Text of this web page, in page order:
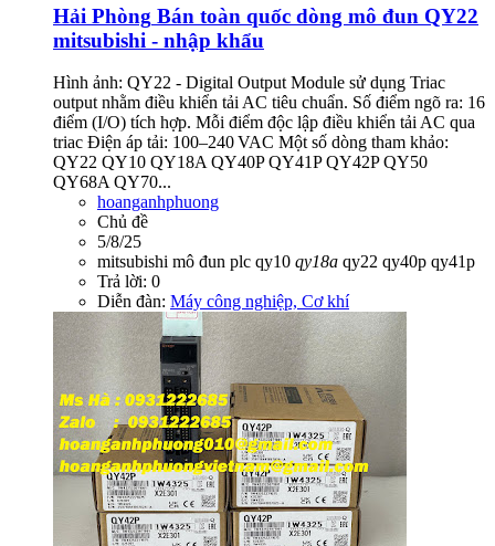
Hải Phòng Bán toàn quốc dòng mô đun QY22
mitsubishi - nhập khẩu
Hình ảnh: QY22 - Digital Output Module sử dụng Triac
output nhằm điều khiển tải AC tiêu chuẩn. Số điểm ngõ ra: 16
điểm (I/O) tích hợp. Mỗi điểm độc lập điều khiển tải AC qua
triac Điện áp tải: 100–240 VAC Một số dòng tham khảo:
QY22 QY10 QY18A QY40P QY41P QY42P QY50
QY68A QY70...
hoanganhphuong
Chủ đề
5/8/25
mitsubishi mô đun plc qy10 qy18a qy22 qy40p qy41p
Trả lời: 0
Diễn đàn: Máy công nghiệp, Cơ khí